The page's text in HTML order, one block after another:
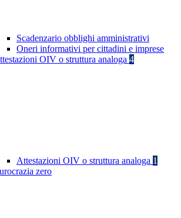
Scadenzario obblighi amministrativi
Oneri informativi per cittadini e imprese
OIV o struttura analoga 4
Attestazioni OIV o struttura analoga 1
zero